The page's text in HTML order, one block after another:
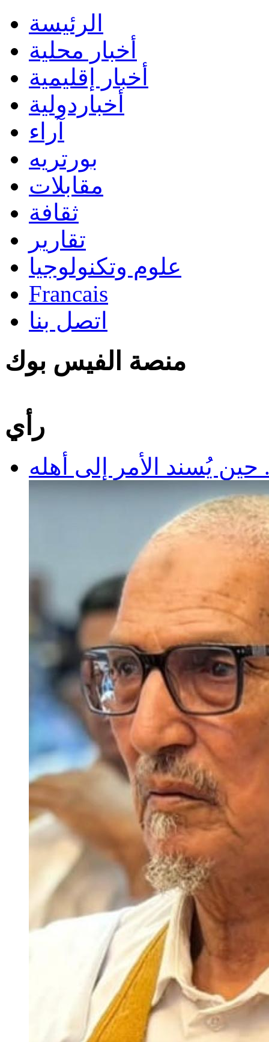
الرئيسة
أخبار محلية
أخبار إقليمية
أخباردولية
آراء
بورتريه
مقابلات
ثقافة
تقارير
علوم وتكنولوجيا
Francais
اتصل بنا
منصة الفيس بوك
رأي
يُسند الأمر إلى أهله